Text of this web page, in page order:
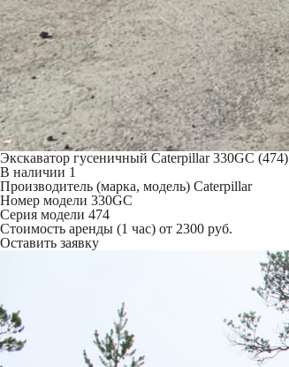
Экскаватор гусеничный Caterpillar 330GC (474)
В наличии 1
Производитель (марка, модель) Caterpillar
Номер модели 330GC
Серия модели 474
Стоимость аренды (1 час) от 2300 руб.
Оставить заявку